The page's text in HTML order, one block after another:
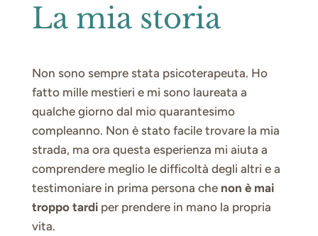
La mia storia
Non sono sempre stata psicoterapeuta. Ho
fatto mille mestieri e mi sono laureata a
qualche giorno dal mio quarantesimo
compleanno. Non è stato facile trovare la mia
strada, ma ora questa esperienza mi aiuta a
comprendere meglio le difficoltà degli altri e a
testimoniare in prima persona che non è mai
troppo tardiper prendere in mano la propria
vita.